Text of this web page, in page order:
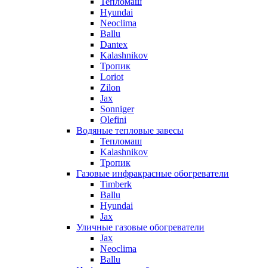
Hyundai
Neoclima
Ballu
Dantex
Kalashnikov
Тропик
Loriot
Zilon
Jax
Sonniger
Olefini
Водяные тепловые завесы
Тепломаш
Kalashnikov
Тропик
Газовые инфракрасные обогреватели
Timberk
Ballu
Hyundai
Jax
Уличные газовые обогреватели
Jax
Neoclima
Ballu